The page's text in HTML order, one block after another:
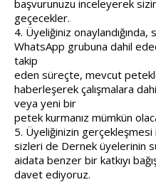
başvurunuzu inceleyerek
geçecekler.
4. Üyeliğiniz onaylandığında,
WhatsApp grubuna dahil
takip
eden süreçte, mevcut
haberleşerek çalışmalara
veya yeni bir
petek kurmanız mümkün
5. Üyeliğinizin
sizleri de Dernek üyelerinin
aidata benzer bir katkıyı
davet ediyoruz.